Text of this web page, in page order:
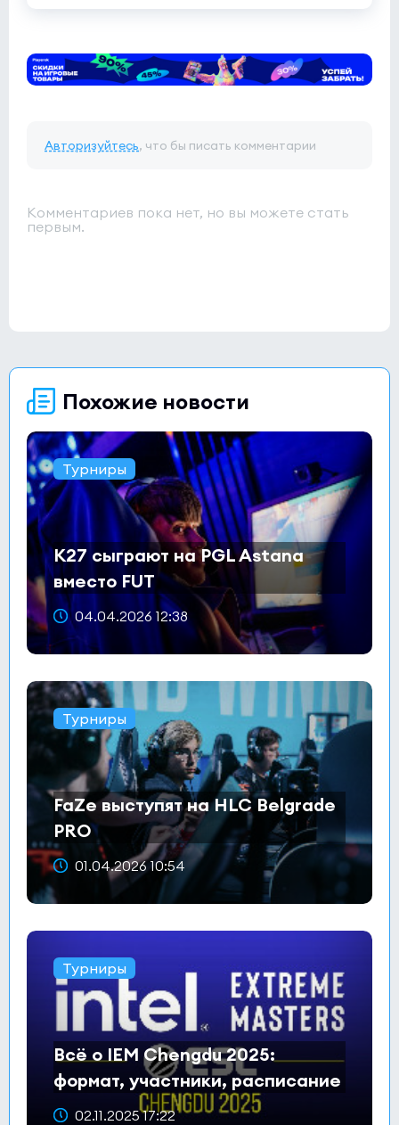
Авторизуйтесь, что бы писать комментарии
Комментариев пока нет, но вы можете стать
первым.
Похожие новости
Турниры
K27 сыграют на PGL Astana
вместо FUT
04.04.2026 12:38
Турниры
FaZe выступят на HLC Belgrade
PRO
01.04.2026 10:54
Турниры
Всё о IEM Chengdu 2025:
формат, участники, расписание
и призовой фонд
02.11.2025 17:22